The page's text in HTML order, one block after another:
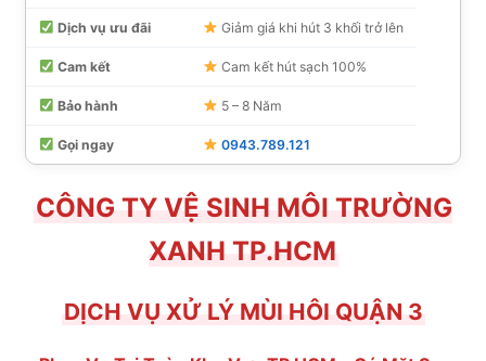
Dịch vụ ưu đãi Giảm giá khi hút 3 khối trở lên
Cam kết Cam kết hút sạch 100%
Bảo hành 5 – 8 Năm
Gọi ngay 0943.789.121
CÔNG TY VỆ SINH MÔI TRƯỜNG
XANH TP.HCM
DỊCH VỤ XỬ LÝ MÙI HÔI QUẬN 3